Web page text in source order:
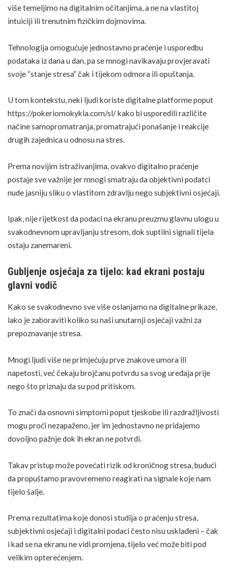
više temeljimo na digitalnim očitanjima, a ne na vlastitoj
intuiciji ili trenutnim fizičkim dojmovima.
Tehnologija omogućuje jednostavno praćenje i usporedbu
podataka iz dana u dan, pa se mnogi navikavaju provjeravati
svoje “stanje stresa” čak i tijekom odmora ili opuštanja.
U tom kontekstu, neki ljudi koriste digitalne platforme poput
https://pokeriomokykla.com/sl/kako bi usporedili različite
načine samopromatranja, promatrajući ponašanje i reakcije
drugih zajednica u odnosu na stres.
Prema novijim istraživanjima, ovakvo digitalno praćenje
postaje sve važnije jer mnogi smatraju da objektivni podatci
nude jasniju sliku o vlastitom zdravlju nego subjektivni osjećaji.
Ipak, nije rijetkost da podaci na ekranu preuzmu glavnu ulogu u
svakodnevnom upravljanju stresom, dok suptilni signali tijela
ostaju zanemareni.
Gubljenje osjećaja za tijelo: kad ekrani postaju
glavni vodič
Kako se svakodnevno sve više oslanjamo na digitalne prikaze,
lako je zaboraviti koliko su naši unutarnji osjećaji važni za
prepoznavanje stresa.
Mnogi ljudi više ne primjećuju prve znakove umora ili
napetosti, već čekaju brojčanu potvrdu sa svog uređaja prije
nego što priznaju da su pod pritiskom.
To znači da osnovni simptomi poput tjeskobe ili razdražljivosti
mogu proći nezapaženo, jer im jednostavno ne pridajemo
dovoljno pažnje dok ih ekran ne potvrdi.
Takav pristup može povećati rizik od kroničnog stresa, budući
da propuštamo pravovremeno reagirati na signale koje nam
tijelo šalje.
Prema rezultatima koje donosi studija o praćenju stresa,
subjektivni osjećaji i digitalni podaci često nisu usklađeni – čak
i kad se na ekranu ne vidi promjena, tijelo već može biti pod
velikim opterećenjem.